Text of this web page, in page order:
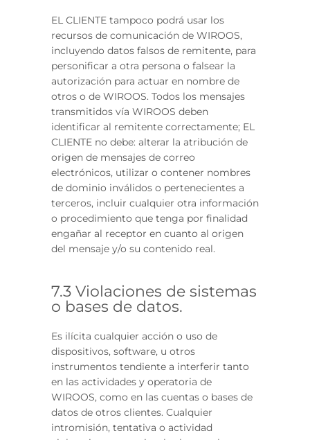
EL CLIENTE tampoco podrá usar los
recursos de comunicación de WIROOS,
incluyendo datos falsos de remitente, para
personificar a otra persona o falsear la
autorización para actuar en nombre de
otros o de WIROOS. Todos los mensajes
transmitidos vía WIROOS deben
identificar al remitente correctamente; EL
CLIENTE no debe: alterar la atribución de
origen de mensajes de correo
electrónicos, utilizar o contener nombres
de dominio inválidos o pertenecientes a
terceros, incluir cualquier otra información
o procedimiento que tenga por finalidad
engañar al receptor en cuanto al origen
del mensaje y/o su contenido real.
7.3 Violaciones de sistemas
o bases de datos.
Es ilícita cualquier acción o uso de
dispositivos, software, u otros
instrumentos tendiente a interferir tanto
en las actividades y operatoria de
WIROOS, como en las cuentas o bases de
datos de otros clientes. Cualquier
intromisión, tentativa o actividad